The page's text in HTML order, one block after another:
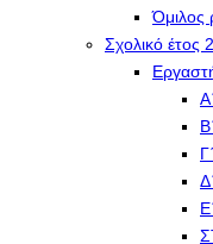
Όμιλος
Σχολικό έτος